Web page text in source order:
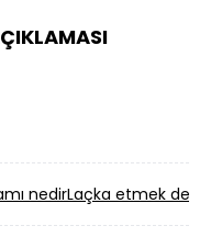
nedirLaçka etmek